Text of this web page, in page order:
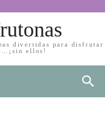
divertidas para disfrutar
ellos!